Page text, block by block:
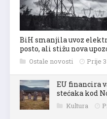
BiH smanjila uvoz
posto, ali stižu nova
Ostale novosti Prije
EU financira
stećaka kod
Kultura